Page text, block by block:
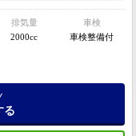
排気量
2000cc
車検
車検整備付
る